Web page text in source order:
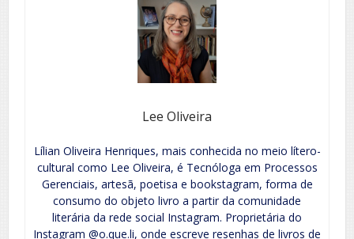
Lee Oliveira
Lílian Oliveira Henriques, mais conhecida no meio lítero-
cultural como Lee Oliveira, é Tecnóloga em Processos
Gerenciais, artesã, poetisa e bookstagram, forma de
consumo do objeto livro a partir da comunidade
literária da rede social Instagram. Proprietária do
Instagram @o.que.li, onde escreve resenhas de livros de